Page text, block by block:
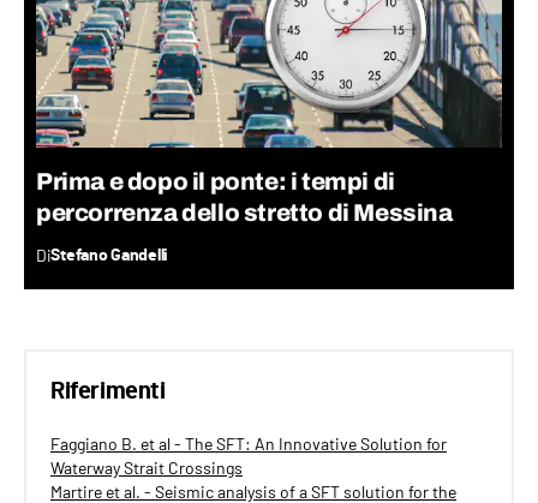
Prima e dopo il ponte: i tempi di
percorrenza dello stretto di Messina
DiStefano Gandelli
Riferimenti
Faggiano B. et al - The SFT: An Innovative Solution for
Waterway Strait Crossings
Martire et al. - Seismic analysis of a SFT solution for the